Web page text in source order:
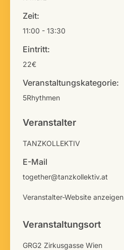
Zeit:
11:00 - 13:30
Eintritt:
22€
Veranstaltungskategorie:
5Rhythmen
Veranstalter
TANZKOLLEKTIV
E-Mail
together@tanzkollektiv.at
Veranstalter-Website anzeigen
Veranstaltungsort
GRG2 Zirkusgasse Wien